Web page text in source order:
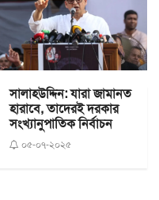
সালাহউদ্দিন: যারা জামানত
হারাবে, তাদেরই দরকার
সংখ্যানুপাতিক নির্বাচন
০৫-০৭-২০২৫